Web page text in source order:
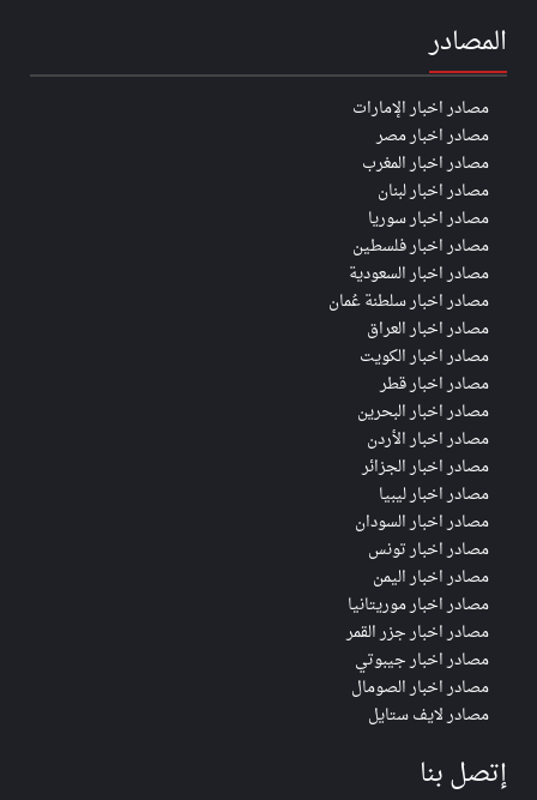
المصادر
مصادر اخبار الإمارات
مصادر اخبار مصر
مصادر اخبار المغرب
مصادر اخبار لبنان
مصادر اخبار سوريا
مصادر اخبار فلسطين
مصادر اخبار السعودية
مصادر اخبار سلطنة عُمان
مصادر اخبار العراق
مصادر اخبار الكويت
مصادر اخبار قطر
مصادر اخبار البحرين
مصادر اخبار الأردن
مصادر اخبار الجزائر
مصادر اخبار ليبيا
مصادر اخبار السودان
مصادر اخبار تونس
مصادر اخبار اليمن
مصادر اخبار موريتانيا
مصادر اخبار جزر القمر
مصادر اخبار جيبوتي
مصادر اخبار الصومال
مصادر لايف ستايل
إتصل بنا